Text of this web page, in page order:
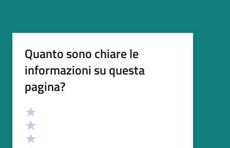
Quanto sono chiare le
informazioni su questa
pagina?
Valutazione